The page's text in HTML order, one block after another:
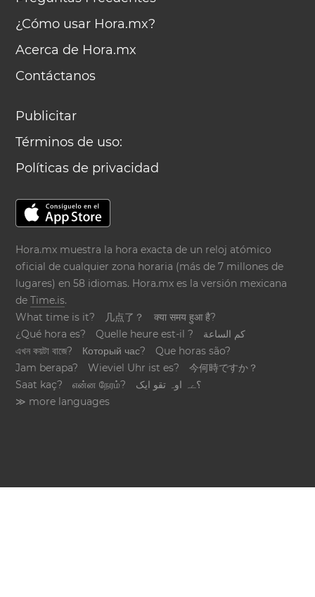
¿Cómo usar Hora.mx?
Acerca de Hora.mx
Contáctanos
Publicitar
Términos de uso:
Políticas de privacidad
Hora.mx muestra la hora exacta de un reloj atómico
oficial de cualquier zona horaria (más de 7 millones de
lugares) en 58 idiomas. Hora.mx es la versión mexicana
deTime.is.
What time is it?
几点了？
क्या समय हुआ है?
¿Qué hora es?
Quelle heure est-il ?
كم الساعة
এখন কয়টা বাজে?
Который час?
Que horas são?
Jam berapa?
Wieviel Uhr ist es?
今何時ですか？
Saat kaç?
என்ன நேரம்?
؟ےہ اوہ تقو ایک
≫ more languages